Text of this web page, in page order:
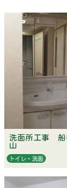
洗面所工事 船
山
トイレ・洗面